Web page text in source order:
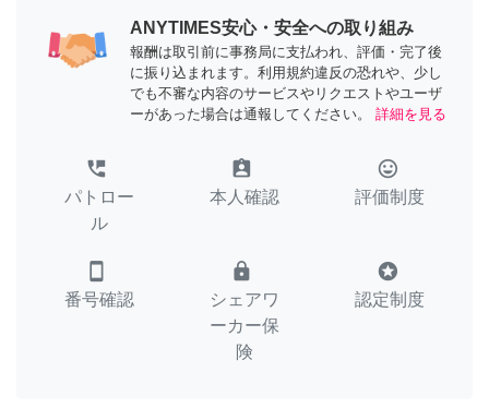
ANYTIMES安心・安全への取り組み
報酬は取引前に事務局に支払われ、評価・完了後
に振り込まれます。利用規約違反の恐れや、少し
でも不審な内容のサービスやリクエストやユーザ
ーがあった場合は通報してください。
詳細を見る
perm_phone_msg
パトロー
ル
assignment_ind
本人確認
tag_faces
評価制度
smartphone
番号確認
lock
シェアワ
ーカー保
険
stars
認定制度